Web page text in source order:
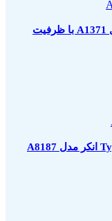
پاور بانک PowerCore Plus انکر مدل A1371 با ظرفیت
کابل شارژر و تبدیل Type C به Type C انکر مدل A8187